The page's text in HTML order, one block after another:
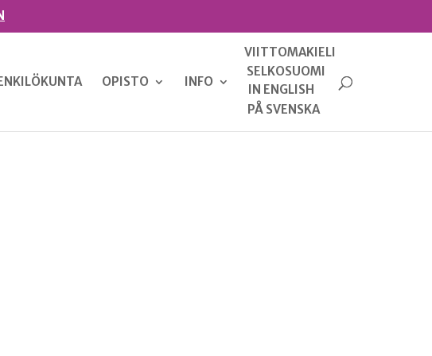
OPISTO INFO
SELKOSUOMI
VIITTOMAKIELI
IN ENGLISH
PÅ SVENSKA